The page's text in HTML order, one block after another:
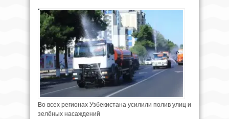
Во всех регионах Узбекистана усилили полив улиц и
зелёных насаждений